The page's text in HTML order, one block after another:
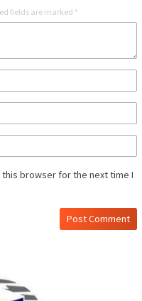
fields are marked *
browser for the next time I